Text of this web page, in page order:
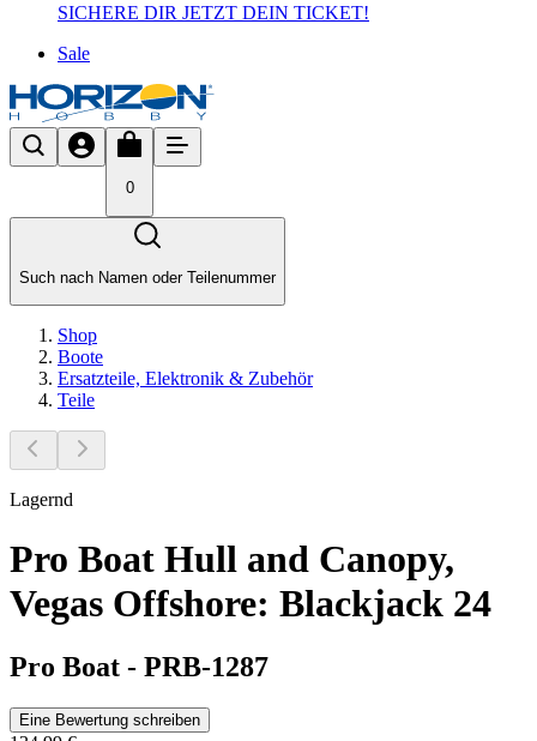
SICHERE DIR JETZT DEIN TICKET!
Sale
0
Such nach Namen oder Teilenummer
Shop
Boote
Ersatzteile, Elektronik & Zubehör
Teile
Lagernd
Pro Boat Hull and Canopy,
Vegas Offshore: Blackjack 24
Pro Boat - PRB-1287
Eine Bewertung schreiben